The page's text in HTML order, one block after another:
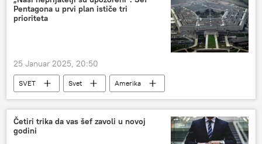
Pentagona u prvi plan ističe tri
prioriteta
25 Januar 2025, 20:50
SVET Svet
Amerika
Pentagon
prioriteti
Četiri trika da vas šef zavoli u novoj
godini